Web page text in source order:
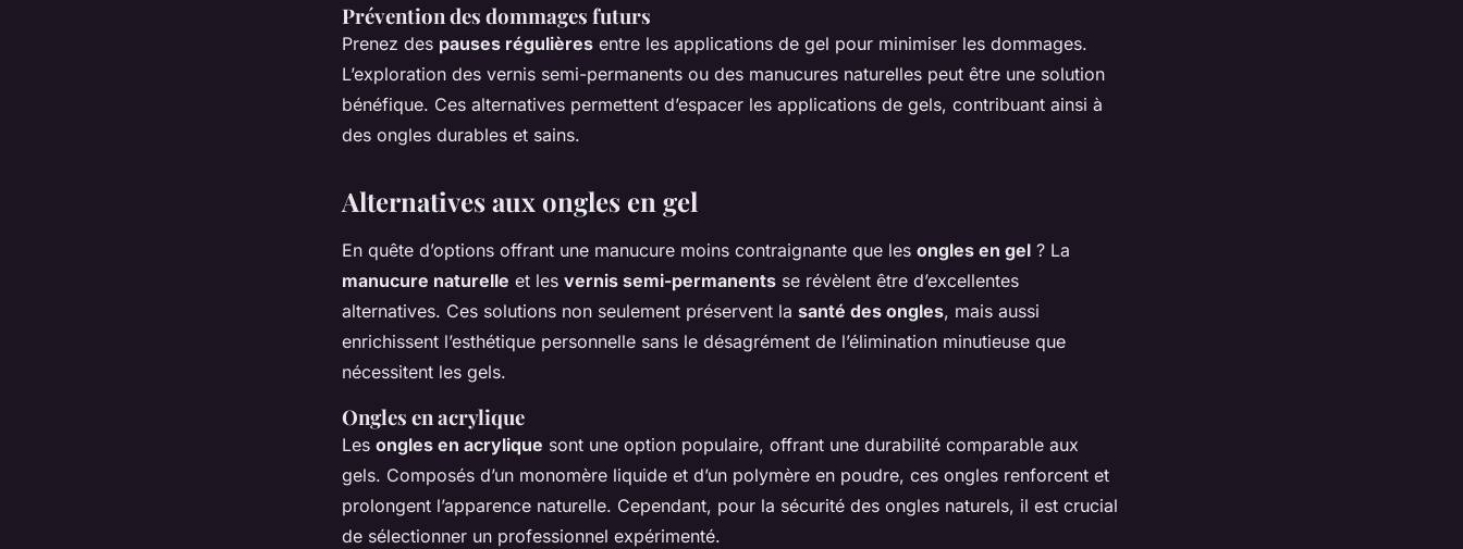
Prévention des dommages futurs
Prenez des pauses régulières entre les applications de gel pour minimiser les dommages.
L’exploration des vernis semi-permanents ou des manucures naturelles peut être une solution
bénéfique. Ces alternatives permettent d’espacer les applications de gels, contribuant ainsi à
des ongles durables et sains.
Alternatives aux ongles en gel
En quête d’options offrant une manucure moins contraignante que les ongles en gel ? La
manucure naturelle et les vernis semi-permanents se révèlent être d’excellentes
alternatives. Ces solutions non seulement préservent la santé des ongles, mais aussi
enrichissent l’esthétique personnelle sans le désagrément de l’élimination minutieuse que
nécessitent les gels.
Ongles en acrylique
Les ongles en acrylique sont une option populaire, offrant une durabilité comparable aux
gels. Composés d’un monomère liquide et d’un polymère en poudre, ces ongles renforcent et
prolongent l’apparence naturelle. Cependant, pour la sécurité des ongles naturels, il est crucial
de sélectionner un professionnel expérimenté.